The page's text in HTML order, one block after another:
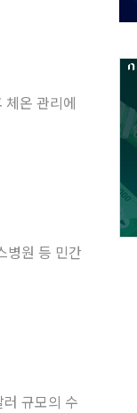
온 관리에
병원 등 민간
규모의 수